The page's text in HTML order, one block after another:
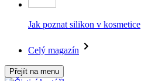
Jak poznat silikon v kosmetice
Celý magazín
Přejít na menu